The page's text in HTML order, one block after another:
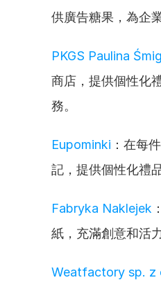
供廣告糖果，為企
PKGS Paulina
商店，提供個性化
務。
Eupominki ：在每
記，提供個性化禮
Fabryka Naklejek
紙，充滿創意和活力
Weatfactory sp. z